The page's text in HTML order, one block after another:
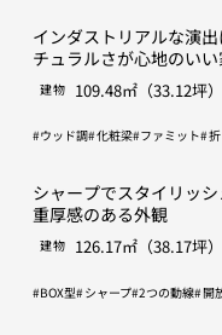
インダストリアルな演
チュラルさが心地のいい
建物 109.48㎡（33.12坪）
ウッド調 化粧梁 ファミット
シャープでスタイリッ
重厚感のある外観
建物 126.17㎡（38.17坪）
BOX型 シャープ 2つの動線 開